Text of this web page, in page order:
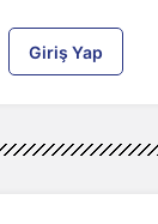
Giriş Yap